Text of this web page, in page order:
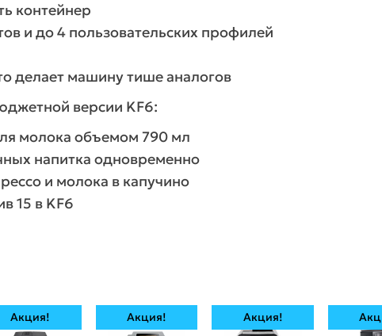
контейнер
и до 4 пользовательских профилей
делает машину тише аналогов
версии KF6:
молока объемом 790 мл
напитка одновременно
и молока в капучино
15 в KF6
Акция! Акция! Акция!